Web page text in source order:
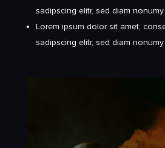
sadipscing elitr, sed diam
Lorem ipsum dolor sit amet,
sadipscing elitr, sed diam